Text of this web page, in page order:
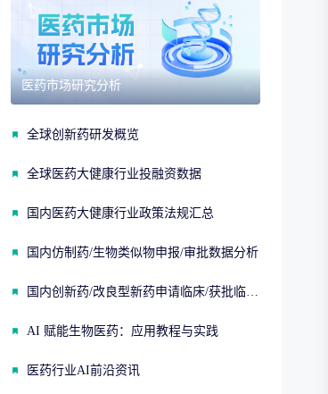
医药市场研究分析
全球创新药研发概览
全球医药大健康行业投融资数据
国内医药大健康行业政策法规汇总
国内仿制药/生物类似物申报/审批数据分析
国内创新药/改良型新药申请临床/获批临床/申请上市/获批上市数据分析
AI 赋能生物医药：应用教程与实践
医药行业AI前沿资讯